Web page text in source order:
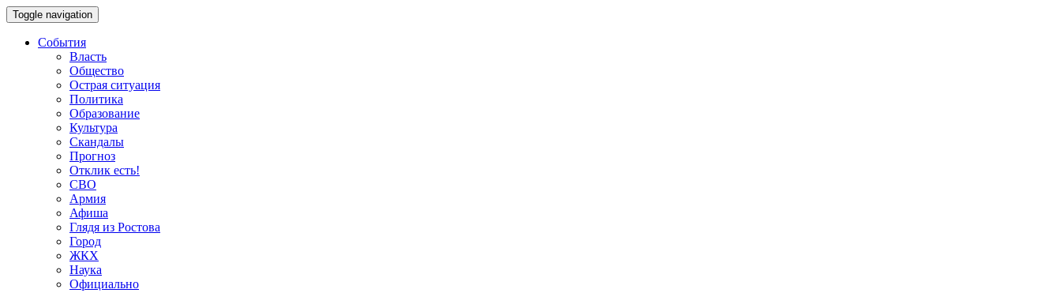
Toggle navigation
События
Власть
Общество
Острая ситуация
Политика
Образование
Культура
Скандалы
Прогноз
Отклик есть!
СВО
Армия
Афиша
Глядя из Ростова
Город
ЖКХ
Наука
Официально